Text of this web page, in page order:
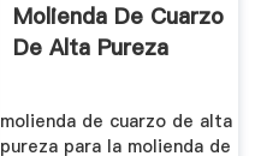
Molienda De Cuarzo
De Alta Pureza
molienda de cuarzo de alta
pureza para la molienda de